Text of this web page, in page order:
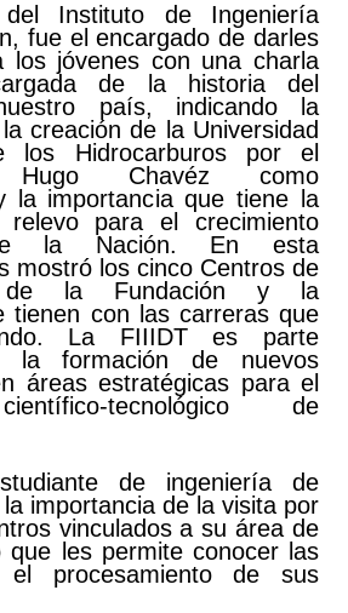
Instituto de Ingeniería
fue el encargado de darles
los jóvenes con una charla
de la historia del
país, indicando la
creación de la Universidad
los Hidrocarburos por el
Hugo Chavéz como
la importancia que tiene la
relevo para el crecimiento
la Nación. En esta
mostró los cinco Centros de
de la Fundación y la
tienen con las carreras que
La FIIIDT es parte
la formación de nuevos
áreas estratégicas para el
tecnológico de
de ingeniería de
importancia de la visita por
vinculados a su área de
que les permite conocer las
el procesamiento de sus